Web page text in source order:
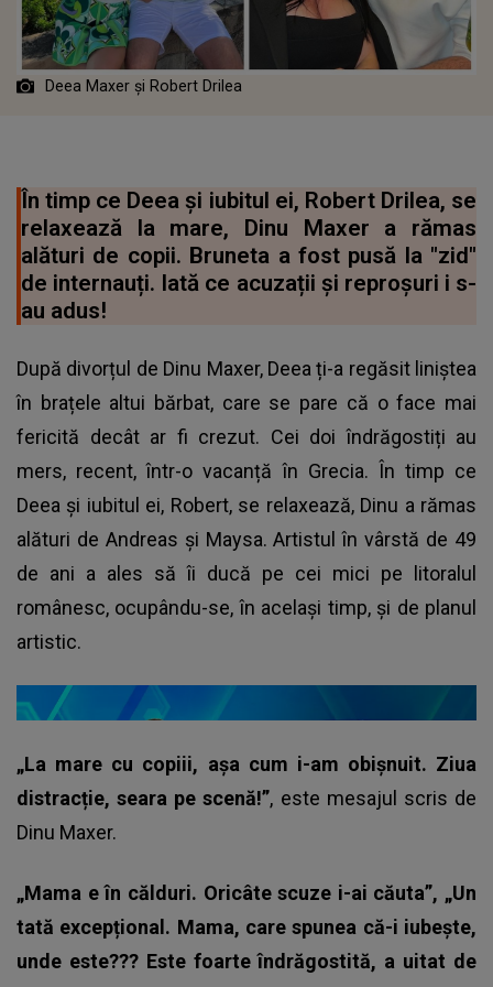
Deea Maxer și Robert Drilea
În timp ce Deea și iubitul ei, Robert Drilea, se
relaxează la mare, Dinu Maxer a rămas
alături de copii. Bruneta a fost pusă la "zid"
de internauți. Iată ce acuzații și reproșuri i s-
au adus!
După divorțul de Dinu Maxer, Deea ți-a regăsit liniștea
în brațele altui bărbat, care se pare că o face mai
fericită decât ar fi crezut. Cei doi îndrăgostiți au
mers, recent, într-o vacanță în Grecia. În timp ce
Deea și iubitul ei, Robert, se relaxează, Dinu a rămas
alături de Andreas și Maysa. Artistul în vârstă de 49
de ani a ales să îi ducă pe cei mici pe litoralul
românesc, ocupându-se, în același timp, și de planul
artistic.
„La mare cu copiii, așa cum i-am obișnuit. Ziua
distracție, seara pe scenă!”, este mesajul scris de
Dinu Maxer.
„Mama e în călduri. Oricâte scuze i-ai căuta”, „Un
tată excepțional. Mama, care spunea că-i iubește,
unde este??? Este foarte îndrăgostită, a uitat de